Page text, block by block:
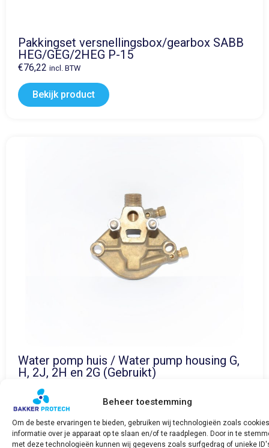
Beheer toestemming
Om de beste ervaringen te bieden, gebruiken wij technologieën zoals
informatie over je apparaat op te slaan en/of te raadplegen. Door in te
met deze technologieën kunnen wij gegevens zoals surfgedrag of unieke
Pakkingset versnellingsbox/gearbox SABB
HEG/GEG/2HEG P-15
€76,22 incl. BTW
Bekijk product
Water pomp huis / Water pump housing G,
H, 2J, 2H en 2G (Gebruikt)
Bekijk product